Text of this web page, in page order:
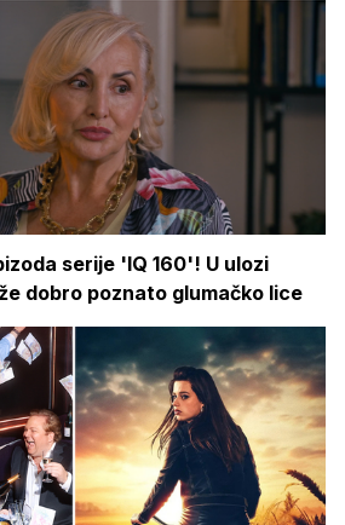
serije 'IQ 160'! U ulozi
dobro poznato glumačko lice